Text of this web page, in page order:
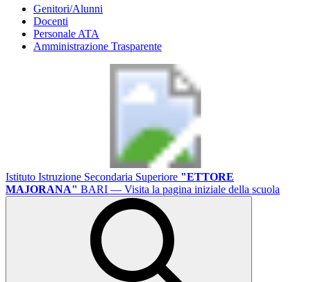
Genitori/Alunni
Docenti
Personale ATA
Amministrazione Trasparente
Istituto Istruzione Secondaria Superiore "ETTORE
MAJORANA" BARI — Visita la pagina iniziale della scuola